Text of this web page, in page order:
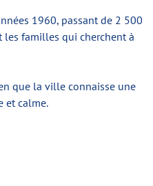
1960, passant de 2 500
les familles qui cherchent à
que la ville connaisse une
et calme.